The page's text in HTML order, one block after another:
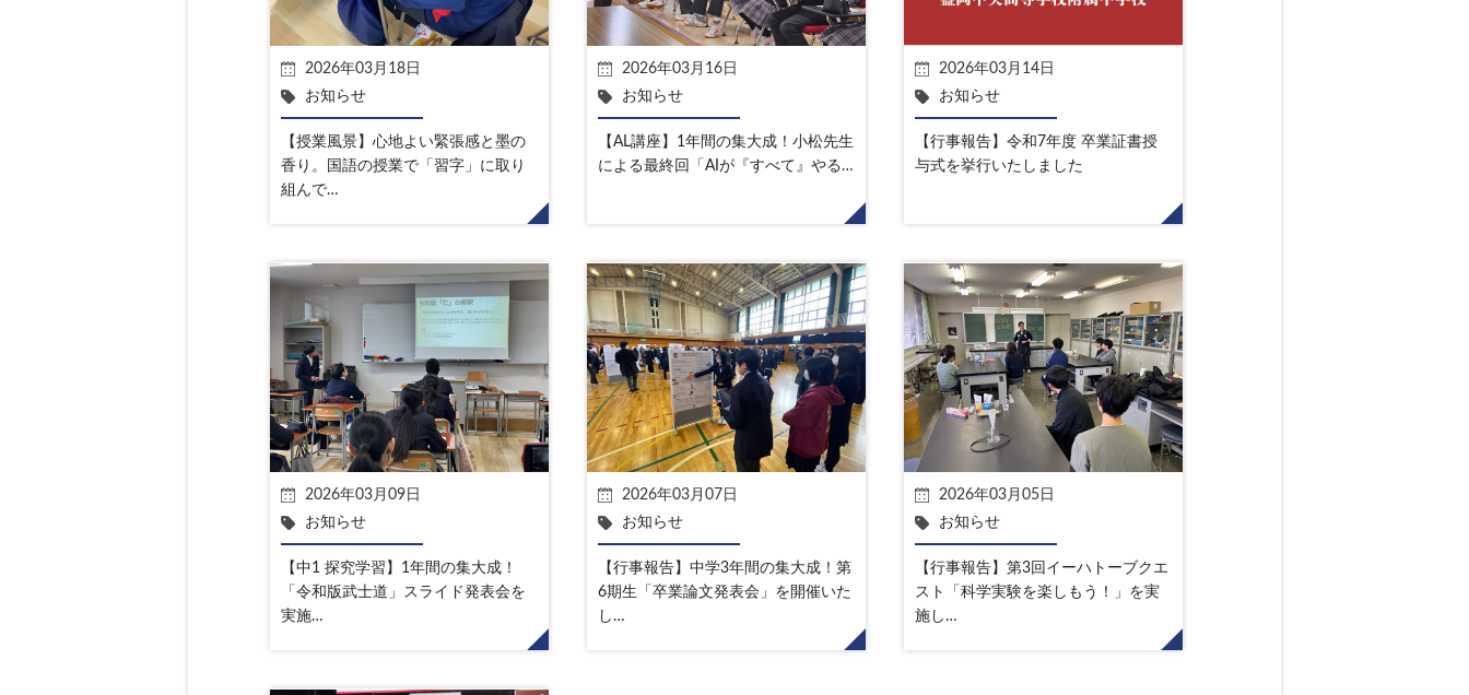
2026年03月18日
お知らせ
【授業風景】心地よい緊張感と墨の
香り。国語の授業で「習字」に取り
組んで…
2026年03月16日
お知らせ
【AL講座】1年間の集大成！小松先生
による最終回「AIが『すべて』やる…
2026年03月14日
お知らせ
【行事報告】令和7年度 卒業証書授
与式を挙行いたしました
2026年03月09日
お知らせ
【中1 探究学習】1年間の集大成！
「令和版武士道」スライド発表会を
実施…
2026年03月07日
お知らせ
【行事報告】中学3年間の集大成！第
6期生「卒業論文発表会」を開催いた
し…
2026年03月05日
お知らせ
【行事報告】第3回イーハトーブクエ
スト「科学実験を楽しもう！」を実
施し…